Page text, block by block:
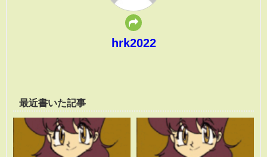
hrk2022
最近書いた記事